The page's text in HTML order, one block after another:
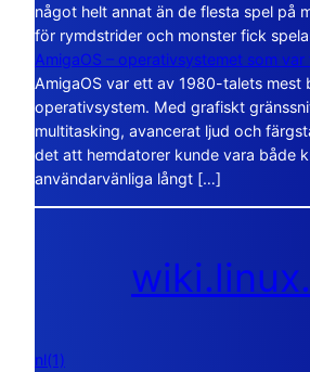
något helt annat än de flesta spel på
för rymdstrider och monster fick
AmigaOS – operativsystemet som var
AmigaOS var ett av 1980-talets mest
operativsystem. Med grafiskt
multitasking, avancerat ljud och
det att hemdatorer kunde vara både
användarvänliga långt […]
nl(1)